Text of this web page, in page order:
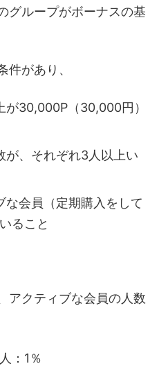
グループがボーナスの基
件があり、
が30,000P（30,000円）
が、それぞれ3人以上い
な会員（定期購入をして
ること
アクティブな会員の人数
：1％